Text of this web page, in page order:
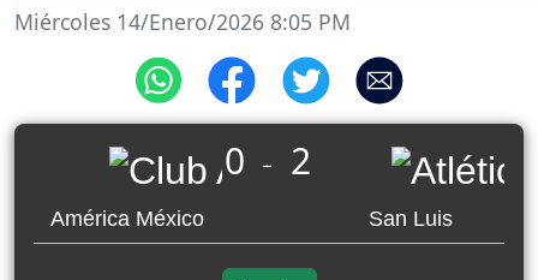
Miércoles 14/Enero/2026 8:05 PM
América México
0 _ 2
San Luis